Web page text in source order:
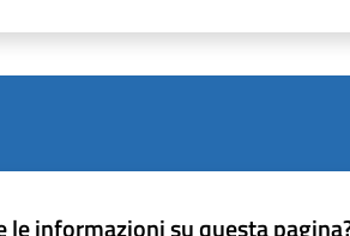
le informazioni su questa